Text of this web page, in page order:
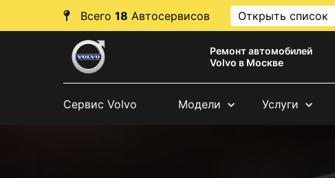
Всего 18 Автосервисов Открыть список
Ремонт автомобилей
Volvo в Москве
Сервис Volvo Модели Услуги